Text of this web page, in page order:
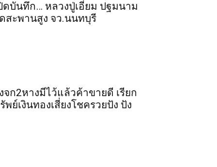
ดบันทึก… หลวงปู่เอี่ยม ​ปฐม​นาม​
สะพานสูง​ จว.นนทบุรี
จก​2​หาง​มีไว้แล้ว​ค้าขาย​ดี​ เรียก​
พย์เงินทอง​เสี่ยงโชค​รวยปัง​ ปัง​